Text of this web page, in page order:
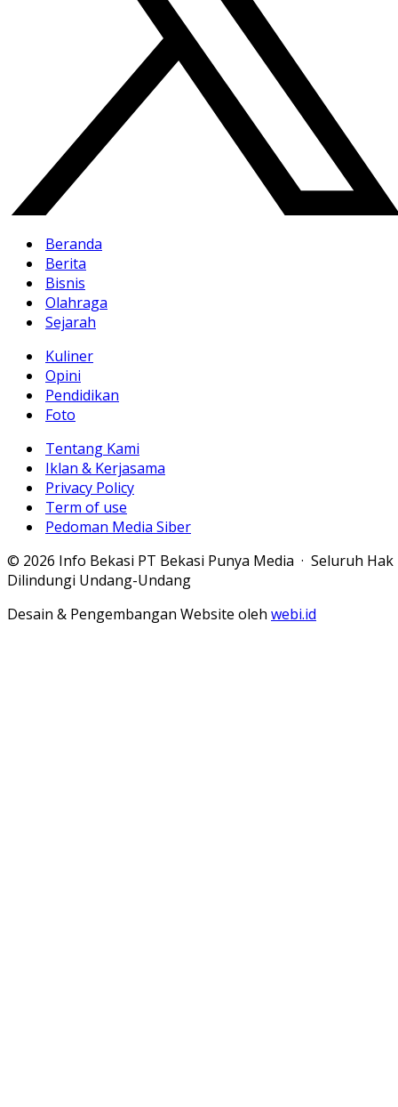
Beranda
Berita
Bisnis
Olahraga
Sejarah
Kuliner
Opini
Pendidikan
Foto
Tentang Kami
Iklan & Kerjasama
Privacy Policy
Term of use
Pedoman Media Siber
© 2026 Info Bekasi PT Bekasi Punya Media · Seluruh Hak
Dilindungi Undang-Undang
Desain & Pengembangan Website oleh webi.id